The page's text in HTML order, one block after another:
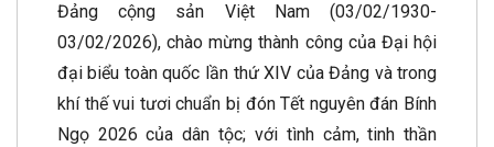
Đảng cộng sản Việt Nam (03/02/1930-
03/02/2026), chào mừng thành công của Đại hội
đại biểu toàn quốc lần thứ XIV của Đảng và trong
khí thế vui tươi chuẩn bị đón Tết nguyên đán Bính
Ngọ 2026 của dân tộc; với tình cảm, tinh thần